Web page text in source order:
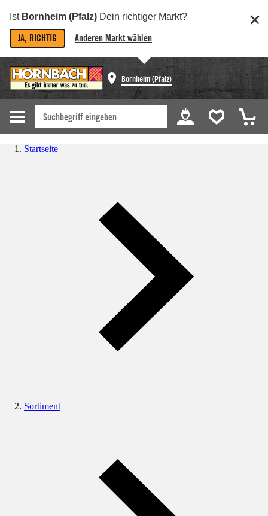
Ist Bornheim (Pfalz) Dein richtiger Markt?
JA, RICHTIG Anderen Markt wählen
Bornheim (Pfalz)
Startseite
Sortiment